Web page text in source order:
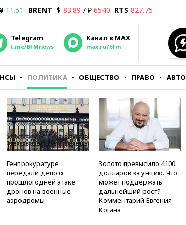
¥ 11.51 BRENT $ 83.89 / ₽ 6540 RTS 827.75
Telegram
t.me/BFMnews
Канал в MAX
max.ru/bfm
ПОЛИТИКА ОБЩЕСТВО ПРАВО АВТО
Генпрокуратуре
передали дело о
прошлогодней атаке
дронов на военные
аэродромы
Золото превысило 4100
долларов за унцию. Что
может поддержать
дальнейший рост?
Комментарий Евгения
Когана